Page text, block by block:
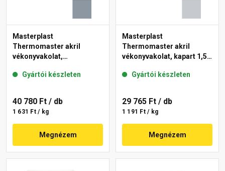
Masterplast
Thermomaster akril
vékonyvakolat,
50-D 25 kg
Gyártói készleten
40 780 Ft / db
1 631 Ft / kg
Megnézem
Masterplast
Thermomaster akril
vékonyvakolat, kapart 1,5
Gyártói készleten
29 765 Ft / db
1 191 Ft / kg
Megnézem